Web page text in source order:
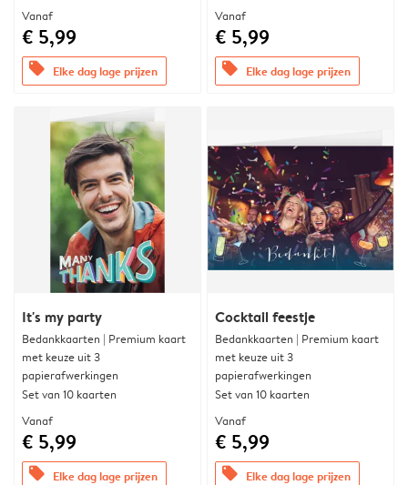
Vanaf
€ 5,99
offers Elke dag lage prijzen
Vanaf
€ 5,99
offers Elke dag lage prijzen
It's my party
Bedankkaarten | Premium kaart
met keuze uit 3
papierafwerkingen
Set van 10 kaarten
Vanaf
€ 5,99
offers Elke dag lage prijzen
Cocktail feestje
Bedankkaarten | Premium kaart
met keuze uit 3
papierafwerkingen
Set van 10 kaarten
Vanaf
€ 5,99
offers Elke dag lage prijzen